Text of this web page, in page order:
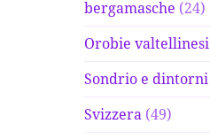
bergamasche (24)
Orobie valtellinesi
Sondrio e dintorni
Svizzera (49)